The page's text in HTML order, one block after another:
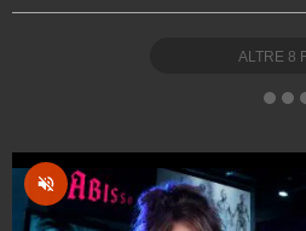
ALTRE 8